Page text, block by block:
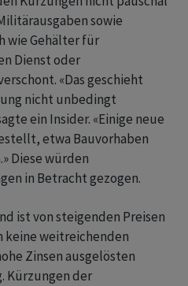
sowie
wie Gehälter für
Dienst oder
«Das geschieht
nicht unbedingt
ein Insider. «Einige neue
etwa Bauvorhaben
Diese würden
in ​Betracht gezogen.
ist von steigenden Preisen
keine ​weitreichenden
Zinsen ausgelösten
Kürzungen der